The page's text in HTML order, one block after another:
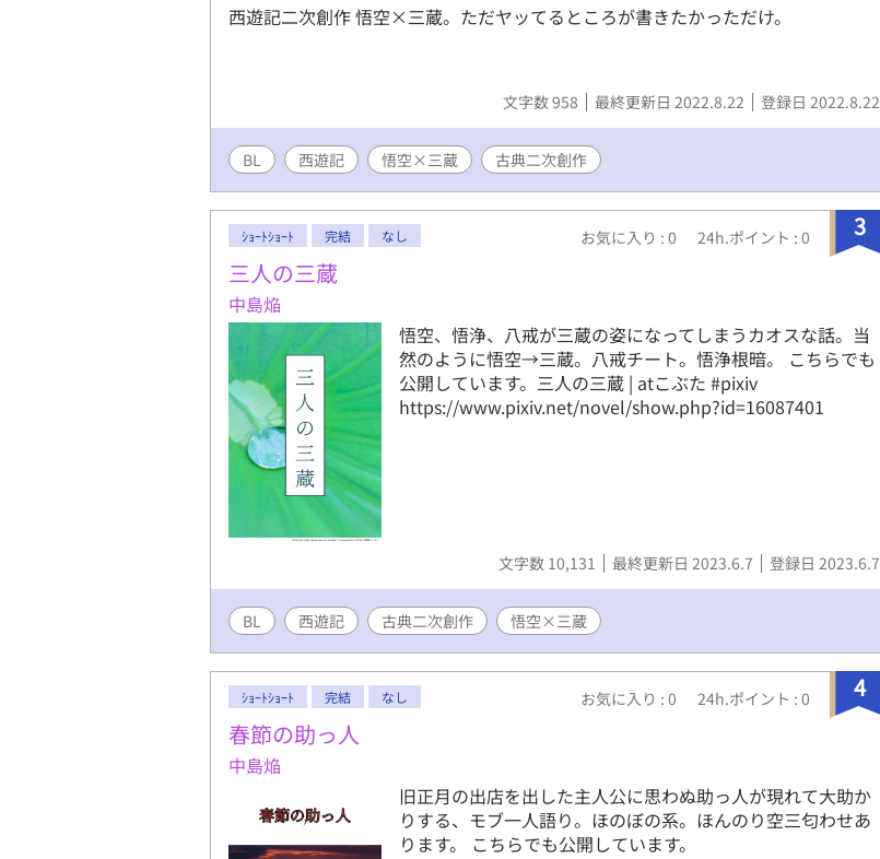
西遊記二次創作 悟空×三蔵。ただヤッてるところが書きたかっただけ。
文字数 958 最終更新日 2022.8.22 登録日 2022.8.22
BL 西遊記 悟空×三蔵 古典二次創作
3
ｼｮｰﾄｼｮｰﾄ 完結 なし お気に入り : 0 24h.ポイント : 0
三人の三蔵
中島焔
悟空、悟浄、八戒が三蔵の姿になってしまうカオスな話。当
然のように悟空→三蔵。八戒チート。悟浄根暗。 こちらでも
公開しています。三人の三蔵 | atこぶた #pixiv
https://www.pixiv.net/novel/show.php?id=16087401
文字数 10,131 最終更新日 2023.6.7 登録日 2023.6.7
BL 西遊記 古典二次創作 悟空×三蔵
4
ｼｮｰﾄｼｮｰﾄ 完結 なし お気に入り : 0 24h.ポイント : 0
春節の助っ人
中島焔
旧正月の出店を出した主人公に思わぬ助っ人が現れて大助か
りする、モブ一人語り。ほのぼの系。ほんのり空三匂わせあ
ります。 こちらでも公開しています。